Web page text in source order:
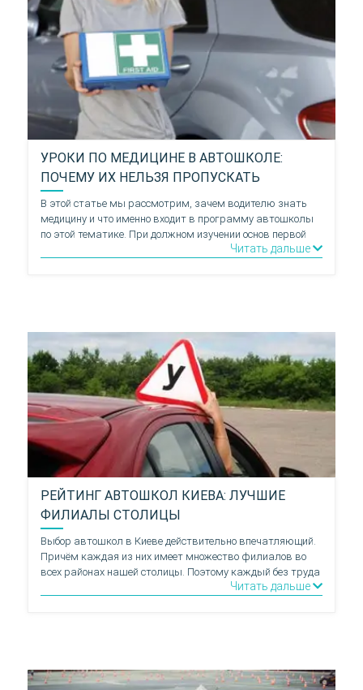
УРОКИ ПО МЕДИЦИНЕ В АВТОШКОЛЕ:
ПОЧЕМУ ИХ НЕЛЬЗЯ ПРОПУСКАТЬ
В этой статье мы рассмотрим, зачем водителю знать
медицину и что именно входит в программу автошколы
по этой тематике. При должном изучении основ первой
помощи, вы сможете своевременно принять необходимые
Читать дальше
РЕЙТИНГ АВТОШКОЛ КИЕВА: ЛУЧШИЕ
ФИЛИАЛЫ СТОЛИЦЫ
Выбор автошкол в Киеве действительно впечатляющий.
Причём каждая из них имеет множество филиалов во
всех районах нашей столицы. Поэтому каждый без труда
может найти хорошие водительские курсы поблизости от
Читать дальше